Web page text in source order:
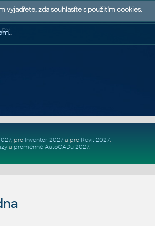
, pro Inventor 2027a pro Revit 2027.
a proměnné AutoCADu 2027.
vyjadřete, zda souhlasíte s použitím cookies.
.